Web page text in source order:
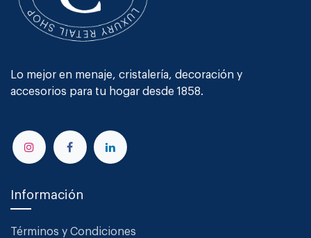
Lo mejor en menaje, cristalería, decoración y
accesorios para tu hogar desde 1858.
Información
Términos y Condiciones